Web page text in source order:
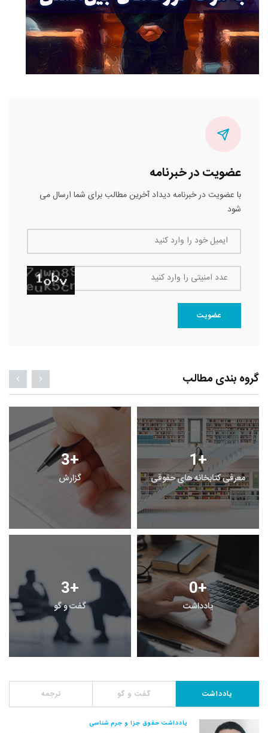
عضویت در خبرنامه
با عضویت در خبرنامه دیداد آخرین مطالب برای شما ارسال می
شود
ایمیل خود را وارد کنید
عدد امنیتی را وارد کنید
عضویت
گروه بندی مطالب
3+
گزارش
1+
معرفی کتابخانه های حقوقی
3+
گفت و گو
0+
یادداشت
یادداشت گفت و گو ترجمه
یادداشت حقوق جزا و جرم شناسی